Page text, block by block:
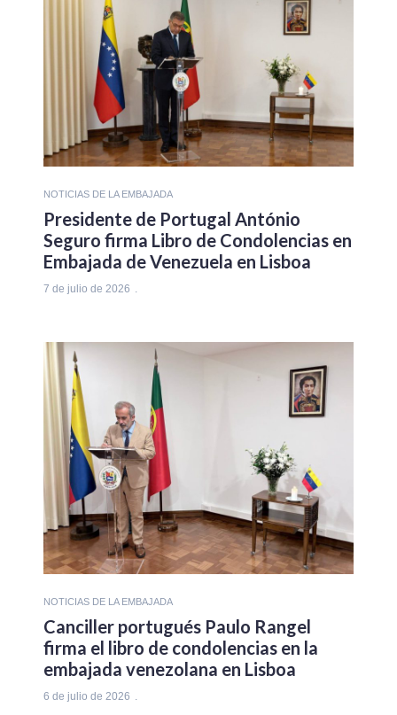
NOTICIAS DE LA EMBAJADA
Presidente de Portugal António
Seguro firma Libro de Condolencias en
Embajada de Venezuela en Lisboa
7 de julio de 2026
NOTICIAS DE LA EMBAJADA
Canciller portugués Paulo Rangel
firma el libro de condolencias en la
embajada venezolana en Lisboa
6 de julio de 2026